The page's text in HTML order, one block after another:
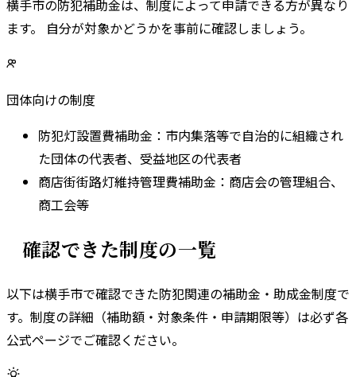
横手市の防犯補助金は、制度によって申請できる方が異なり
ます。 自分が対象かどうかを事前に確認しましょう。
団体向けの制度
防犯灯設置費補助金 ： 市内集落等で自治的に組織され
た団体の代表者、受益地区の代表者
商店街街路灯維持管理費補助金 ： 商店会の管理組合、
商工会等
確認できた制度の一覧
以下は横手市で確認できた防犯関連の補助金・助成金制度で
す。 制度の詳細（補助額・対象条件・申請期限等）は必ず各
公式ページでご確認ください。